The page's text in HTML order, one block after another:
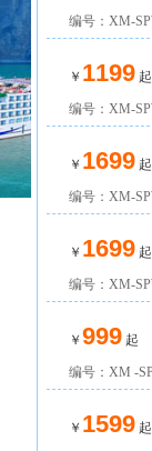
编号：XM-
￥ 1199起
编号：XM-
￥ 1699起
编号：XM-
￥ 1699起
编号：XM-
￥ 999起
编号：XM -
￥ 1599起